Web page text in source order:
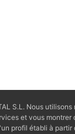
S.L. Nous
et vous montrer
profil établi à